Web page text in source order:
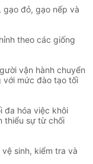
đỏ, gạo nếp và
theo các giống
vận hành chuyển
với mức đào tạo tối
đa hóa việc khôi
thiểu sự từ chối
sinh, kiểm tra và